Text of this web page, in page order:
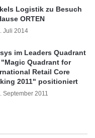
und Europa.
Marktanteil des
und freut
2011.
Logistik zu Besuch
ORTEN
Juli 2014
im Leaders Quadrant
Quadrant for
Retail Core
2011" positioniert
September 2011